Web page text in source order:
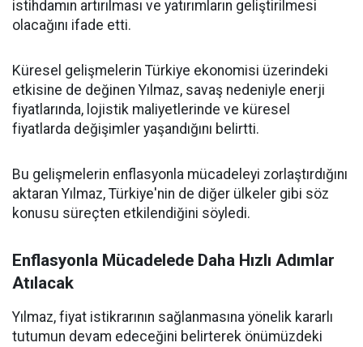
istihdamın artırılması ve yatırımların geliştirilmesi
olacağını ifade etti.
Küresel gelişmelerin Türkiye ekonomisi üzerindeki
etkisine de değinen Yılmaz, savaş nedeniyle enerji
fiyatlarında, lojistik maliyetlerinde ve küresel
fiyatlarda değişimler yaşandığını belirtti.
Bu gelişmelerin enflasyonla mücadeleyi zorlaştırdığını
aktaran Yılmaz, Türkiye'nin de diğer ülkeler gibi söz
konusu süreçten etkilendiğini söyledi.
Enflasyonla Mücadelede Daha Hızlı Adımlar
Atılacak
Yılmaz, fiyat istikrarının sağlanmasına yönelik kararlı
tutumun devam edeceğini belirterek önümüzdeki